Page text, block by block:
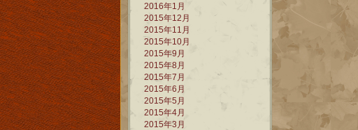
2016年1月
2015年12月
2015年11月
2015年10月
2015年9月
2015年8月
2015年7月
2015年6月
2015年5月
2015年4月
2015年3月